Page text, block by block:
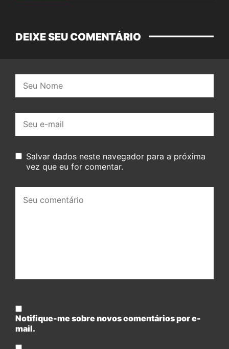
DEIXE SEU COMENTÁRIO
mail:
Salvar dados neste navegador para a próxima
vez que eu for comentar.
comentário:
Notifique-me sobre novos comentários por e-
mail.